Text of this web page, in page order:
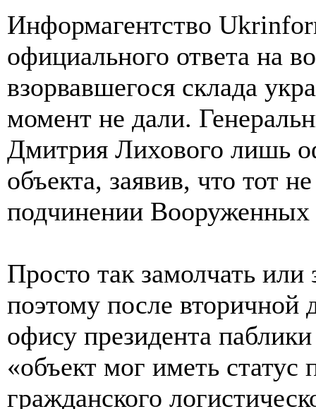
Информагентство
официального ответа на
взорвавшегося склада
момент не дали.
Дмитрия Лихового лишь
объекта, заявив, что тот
подчинении
Просто так замолчать или
поэтому после вторичной
офису президента
«объект мог иметь
гражданского